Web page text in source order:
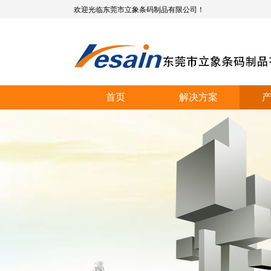
欢迎光临东莞市立象条码制品有限公司！
首页 解决方案